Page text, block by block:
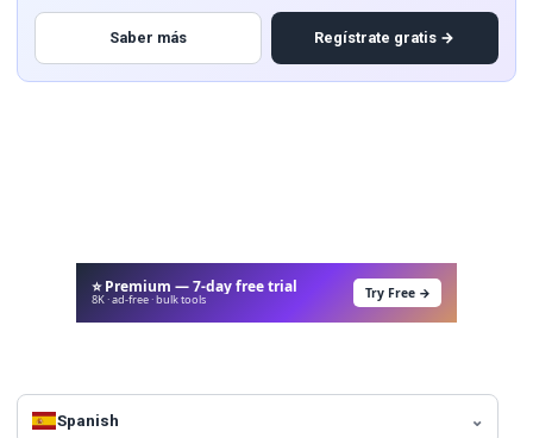
Saber más Regístrate gratis →
⭐ Premium — 7-day free trial
8K · ad-free · bulk tools Try Free →
Spanish